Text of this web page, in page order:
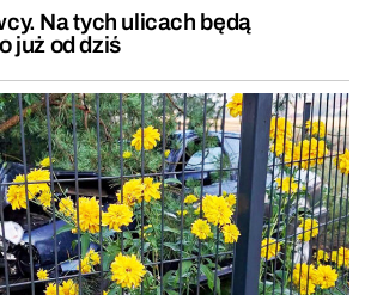
Na tych ulicach będą
już od dziś